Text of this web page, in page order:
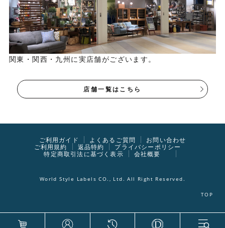
関東・関西・九州に実店舗がございます。
店舗一覧はこちら
ご利用ガイド よくあるご質問
お問い合わせ
ご利用規約
返品特約
プライバシーポリシー
特定商取引法に基づく表示
会社概要
World Style Labels CO., Ltd. All Right Reserved.